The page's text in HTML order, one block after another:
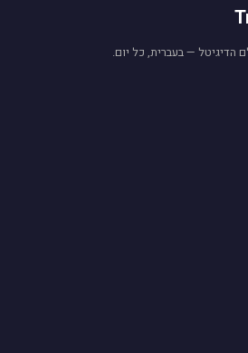
הדיגיטל — בעברית, כל יום.